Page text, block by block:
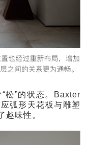
”的状态。
Baxter
弧形天花板与雕塑
趣味性。